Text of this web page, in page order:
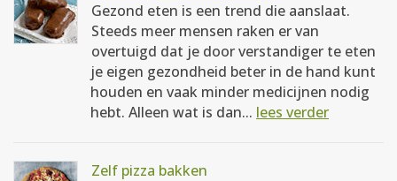
Gezond eten is een trend die aanslaat.
Steeds meer mensen raken er van
overtuigd dat je door verstandiger te eten
je eigen gezondheid beter in de hand kunt
houden en vaak minder medicijnen nodig
hebt. Alleen wat is dan... lees verder
Zelf pizza bakken